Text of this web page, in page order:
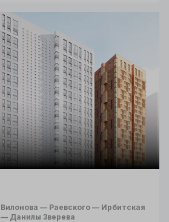
Вилонова — Раевского — Ирбитская
— Данилы Зверева